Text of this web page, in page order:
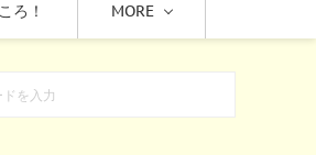
ろ！ MORE